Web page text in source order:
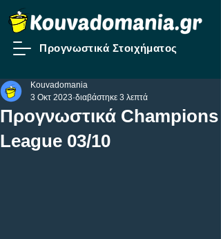
Προγνωστικά Στοιχήματος
Προγνωστικά Champions
League 03/10
Kouvadomania
3 Οκτ 2023 διαβάστηκε 3 λεπτά